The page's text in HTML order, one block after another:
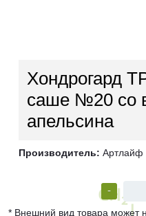
Хондрогард
саше №20 со
апельсина
Производитель: Артлайф
-
* Внешний вид товара может